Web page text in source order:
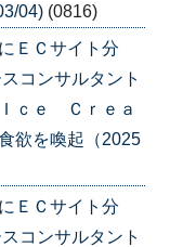
04) (0816)
ＥＣサイト分
コンサルタント
ｃｅ Ｃｒｅａ
欲を喚起（2025
ＥＣサイト分
コンサルタント